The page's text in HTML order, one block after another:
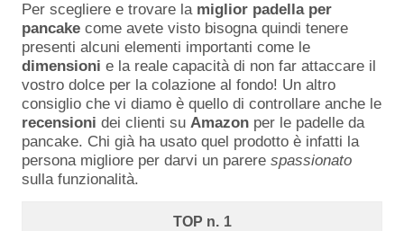
Per scegliere e trovare la miglior padella per
pancake come avete visto bisogna quindi tenere
presenti alcuni elementi importanti come le
dimensioni e la reale capacità di non far attaccare il
vostro dolce per la colazione al fondo! Un altro
consiglio che vi diamo è quello di controllare anche le
recensioni dei clienti su Amazon per le padelle da
pancake. Chi già ha usato quel prodotto è infatti la
persona migliore per darvi un parere spassionato
sulla funzionalità.
1